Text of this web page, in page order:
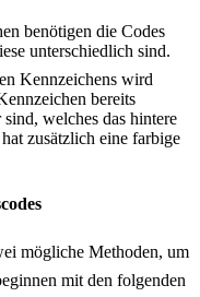
benötigen die Codes
unterschiedlich sind.
Kennzeichens wird
bereits
welches das hintere
zusätzlich eine farbige
mögliche Methoden, um
mit den folgenden